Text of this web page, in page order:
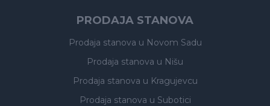
PRODAJA STANOVA
Prodaja stanova u Novom Sadu
Prodaja stanova u Nišu
Prodaja stanova u Kragujevcu
Prodaja stanova u Subotici